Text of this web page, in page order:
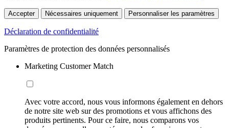
Accepter Nécessaires uniquement Personnaliser les paramètres
Déclaration de confidentialité
Paramètres de protection des données personnalisés
Marketing Customer Match
Avec votre accord, nous vous informons également en dehors
de notre site web sur des promotions et vous affichons des
produits pertinents. Pour ce faire, nous comparons vos